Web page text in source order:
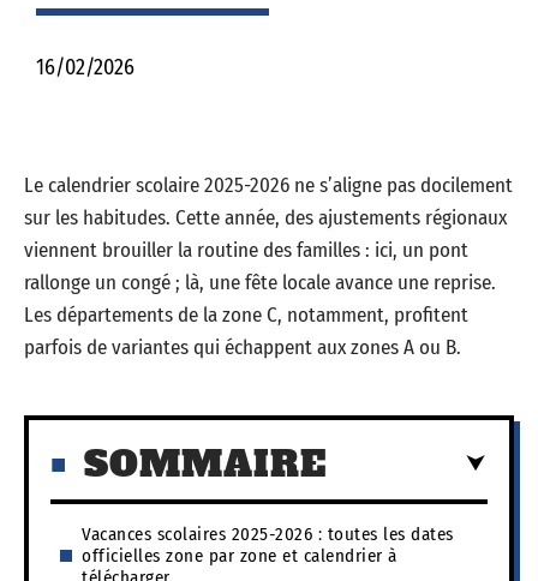
16/02/2026
Le calendrier scolaire 2025-2026 ne s’aligne pas docilement
sur les habitudes. Cette année, des ajustements régionaux
viennent brouiller la routine des familles : ici, un pont
rallonge un congé ; là, une fête locale avance une reprise.
Les départements de la zone C, notamment, profitent
parfois de variantes qui échappent aux zones A ou B.
SOMMAIRE
Vacances scolaires 2025-2026 : toutes les dates
officielles zone par zone et calendrier à